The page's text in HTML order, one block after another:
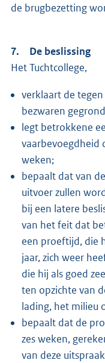
de brugbezetting
7. De beslissing
Het Tuchtcollege,
verklaart de
bezwaren
legt betrokkene
vaarbevoegdheid
weken;
bepaalt dat van
uitvoer zullen
bij een latere
van het feit dat
een proeftijd, die
jaar, zich weer
die hij als goed
ten opzichte van
lading, het milieu
bepaalt dat de
zes weken,
van deze